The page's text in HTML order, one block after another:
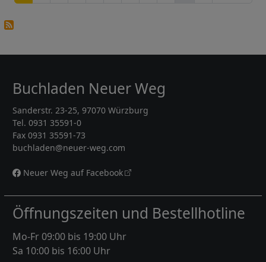
Buchladen Neuer Weg
Sanderstr. 23-25, 97070 Würzburg
Tel. 0931 35591-0
Fax 0931 35591-73
buchladen@neuer-weg.com
Neuer Weg auf Facebook
Öffnungszeiten und Bestellhotline
Mo-Fr 09:00 bis 19:00 Uhr
Sa 10:00 bis 16:00 Uhr